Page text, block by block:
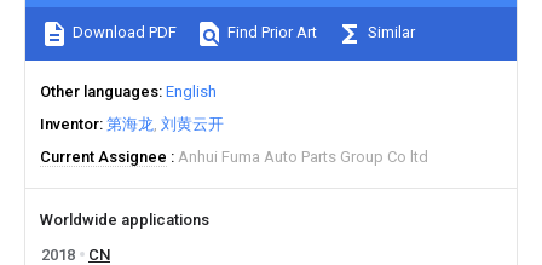
Download PDF Find Prior Art Similar
Other languages English
Inventor 第海龙 刘黄云开
Current Assignee
Anhui Fuma Auto Parts Group Co ltd
Worldwide applications
2018
CN